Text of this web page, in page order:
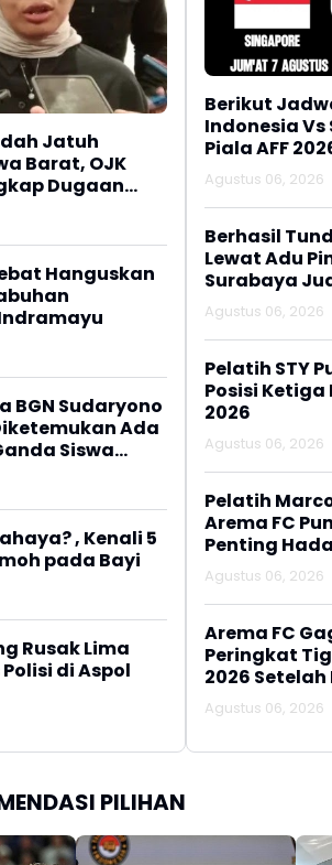
Jatuh
Barat, OJK
Dugaan
Titip Limit
Hanguskan
BGN Sudaryono
Ada
Siswa
, Kenali 5
pada Bayi
Rusak Lima
di Aspol
Berikut
Indonesia
Piala AFF
Agustus 06, 2026
Berhasil
Lewat Adu
Surabaya
2026
Agustus 06, 2026
Pelatih STY
Posisi Ketiga
2026
Agustus 06, 2026
Pelatih
Arema FC
Penting
Agustus 06, 2026
Arema FC
Peringkat
2026
Persija
Agustus 06, 2026
PILIHAN